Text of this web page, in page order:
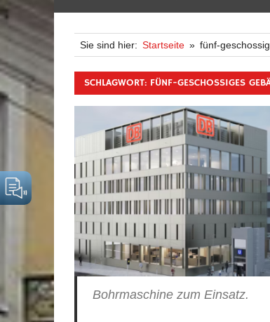
Sie sind hier: Startseite fünf-
SCHLAGWORT: FÜNF-GESCHOSSIGES
Bohrmaschine zum Einsatz.